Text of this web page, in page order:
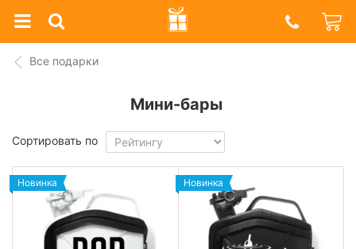
Prazdnik
Shop
Все подарки
Мини-бары
Сортировать по
Новинка Новинка